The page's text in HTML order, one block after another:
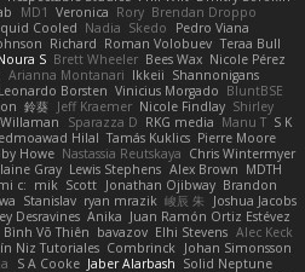
MD1 Veronica Rory Brendan Droppo
Cooled Nadia Skedo
Pedro Viana
Richard Roman Volobuev Teraa Bull
S Brett Wheeler Bees Wax Nicole Pérez
Arianna Montanari Ikkeii Shannonigans
Leonardo Borsten Vinicius Morgado BluntBSE
鈴葵 Jeff Kraemer Nicole Findlay Shirley
Sparazza D RKG media Manu T S K
Hilal Tamás Kuklics Pierre Moore
Howe Nastassia Reutskaya Chris Wintermyer
Gray Lewis Stephens Alex Brown MDTH
c: mik Scott Jonathan Ojibway Brandon
Stanislav ryan mrazik 峻辰 朱
Joshua Jacobs
Desravines Anika Juan Ramón Ortiz Estévez
Bình Võ Thiên bavazov Elhi Stevens Alec Keck
Niz Tutoriales Combrinck Johan Simonsson
S A Cooke Jaber Alarbash Solid Neptune